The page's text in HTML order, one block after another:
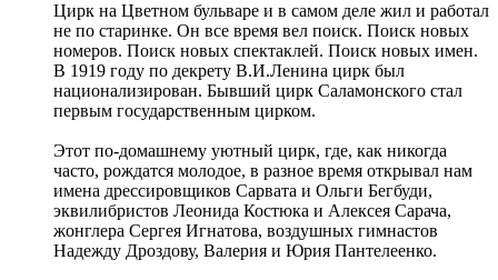
Цирк на Цветном бульваре и в самом деле жил и работал
не по старинке. Он все время вел поиск. Поиск новых
номеров. Поиск новых спектаклей. Поиск новых имен.
В 1919 году по декрету В.И.Ленина цирк был
национализирован. Бывший цирк Саламонского стал
первым государственным цирком.
Этот по-домашнему уютный цирк, где, как никогда
часто, рождатся молодое, в разное время открывал нам
имена дрессировщиков Сарвата и Ольги Бегбуди,
эквилибристов Леонида Костюка и Алексея Сарача,
жонглера Сергея Игнатова, воздушных гимнастов
Надежду Дроздову, Валерия и Юрия Пантелеенко.